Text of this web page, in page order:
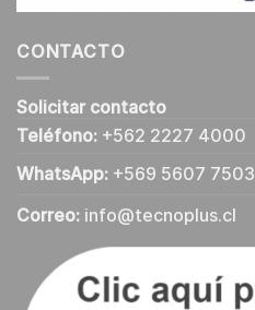
CONTACTO
Solicitar contacto
Teléfono: +562 2227 4000
WhatsApp: +569 5607 7503
Correo: info@tecnoplus.cl